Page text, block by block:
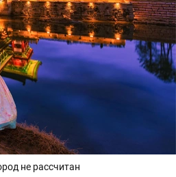
не рассчитан